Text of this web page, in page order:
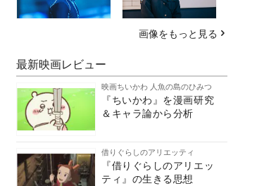
画像をもっと見る
最新映画レビュー
映画ちいかわ 人魚の島のひみつ
『ちいかわ』を漫画研究
＆キャラ論から分析
借りぐらしのアリエッティ
『借りぐらしのアリエッ
ティ』の生きる思想